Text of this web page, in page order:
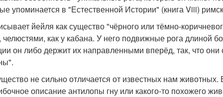
упоминается в "Естественной Истории" (книга Viii)
йейля как существо "чёрного или тёмно-
челюстями, как у кабана. У него подвижные рога длиной
он либо держит их направленными вперёд, так, что
не сильно отличается от известных нам
описание антилопы гну или какого-то похожего